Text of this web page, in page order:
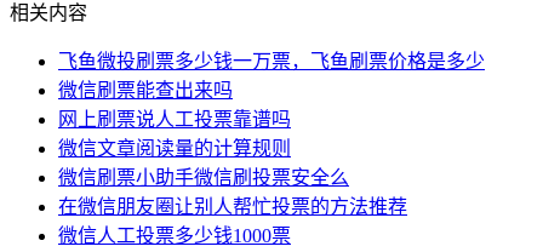
相关内容
飞鱼微投刷票多少钱一万票，飞鱼刷票价格是多少
微信刷票能查出来吗
网上刷票说人工投票靠谱吗
微信文章阅读量的计算规则
微信刷票小助手微信刷投票安全么
在微信朋友圈让别人帮忙投票的方法推荐
微信人工投票多少钱1000票